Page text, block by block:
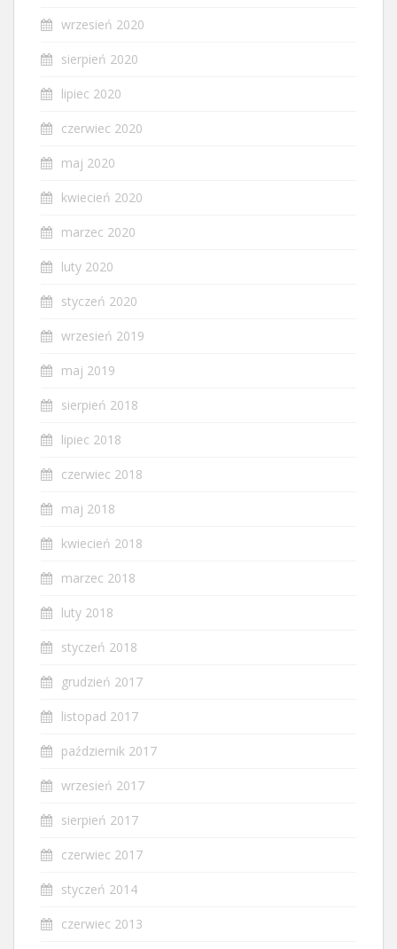
wrzesień 2020
sierpień 2020
lipiec 2020
czerwiec 2020
maj 2020
kwiecień 2020
marzec 2020
luty 2020
styczeń 2020
wrzesień 2019
maj 2019
sierpień 2018
lipiec 2018
czerwiec 2018
maj 2018
kwiecień 2018
marzec 2018
luty 2018
styczeń 2018
grudzień 2017
listopad 2017
październik 2017
wrzesień 2017
sierpień 2017
czerwiec 2017
styczeń 2014
czerwiec 2013